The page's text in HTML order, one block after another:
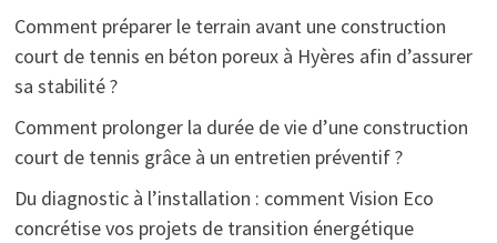
Comment préparer le terrain avant une construction
court de tennis en béton poreux à Hyères afin d’assurer
sa stabilité ?
Comment prolonger la durée de vie d’une construction
court de tennis grâce à un entretien préventif ?
Du diagnostic à l’installation : comment Vision Eco
concrétise vos projets de transition énergétique